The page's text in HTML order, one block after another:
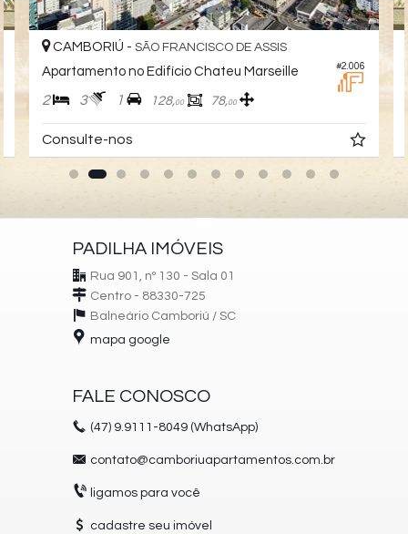
#2.006
CAMBORIÚ -SÃO FRANCISCO DE ASSIS
Apartamento no Edifício Chateu Marseille
2 3 1 128,00 78,00
Consulte-nos
PADILHA IMÓVEIS
Rua 901, nº 130 - Sala 01
Centro - 88330-725
Balneário Camboriú / SC
mapa google
FALE CONOSCO
(47) 9.9111-8049 (WhatsApp)
contato@camboriuapartamentos.com.br
ligamos para você
cadastre seu imóvel